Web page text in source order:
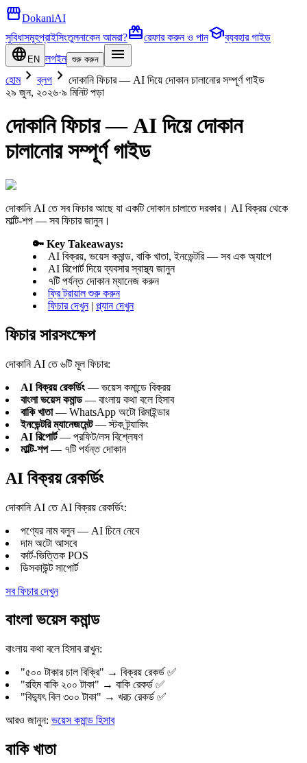
storefrontDokaniAI
সুবিধাসমূহপ্রাইসিংতুলনাকেন আমরা?card_giftcardরেফার করুন ও পানschoolব্যবহার গাইড
language EN লগইন শুরু করুন menu
হোমchevron_rightব্লগ chevron_right দোকানি ফিচার — AI দিয়ে দোকান চালানোর সম্পূর্ণ গাইড
২৯ জুন, ২০২৬·৯ মিনিটপড়া
দোকানি ফিচার — AI দিয়ে দোকান
চালানোর সম্পূর্ণ গাইড
দোকানি AI তে সব ফিচার আছে যা একটি দোকান চালাতে দরকার। AI বিক্রয় থেকে
মাল্টি-শপ — সব ফিচার জানুন।
🔑 Key Takeaways:
AI বিক্রয়, ভয়েস কমান্ড, বাকি খাতা, ইনভেন্টরি — সব এক অ্যাপে
AI রিপোর্ট দিয়ে ব্যবসার স্বাস্থ্য জানুন
৭টি পর্যন্ত দোকান ম্যানেজ করুন
ফ্রি ট্রায়াল শুরু করুন
ফিচার দেখুন| প্ল্যান দেখুন
ফিচার সারসংক্ষেপ
দোকানি AI তে ৬টি মূল ফিচার:
AI বিক্রয় রেকর্ডিং— ভয়েস কমান্ডে বিক্রয়
বাংলা ভয়েস কমান্ড— বাংলায় কথা বলে হিসাব
বাকি খাতা— WhatsApp অটো রিমাইন্ডার
ইনভেন্টরি ম্যানেজমেন্ট— স্টক ট্র্যাকিং
AI রিপোর্ট— প্রফিট/লস বিশ্লেষণ
মাল্টি-শপ— ৭টি পর্যন্ত দোকান
AI বিক্রয় রেকর্ডিং
দোকানি AI তে AI বিক্রয় রেকর্ডিং:
পণ্যের নাম বলুন — AI চিনে নেবে
দাম অটো আসবে
কার্ট-ভিত্তিক POS
ডিসকাউন্ট সাপোর্ট
সব ফিচার দেখুন
বাংলা ভয়েস কমান্ড
বাংলায় কথা বলে হিসাব রাখুন:
"৫০০ টাকার চাল বিক্রি" → বিক্রয় রেকর্ড ✅
"রহিম বাকি ২০০ টাকা" → বাকি রেকর্ড ✅
"বিদ্যুৎ বিল ৩০০ টাকা" → খরচ রেকর্ড ✅
আরও জানুন: ভয়েস কমান্ড হিসাব
বাকি খাতা